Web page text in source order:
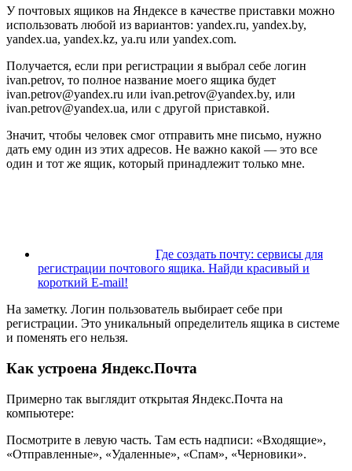
У почтовых ящиков на Яндексе в качестве приставки можно
использовать любой из вариантов: yandex.ru, yandex.by,
yandex.ua, yandex.kz, ya.ru или yandex.com.
Получается, если при регистрации я выбрал себе логин
ivan.petrov, то полное название моего ящика будет
ivan.petrov@yandex.ru или ivan.petrov@yandex.by, или
ivan.petrov@yandex.ua, или с другой приставкой.
Значит, чтобы человек смог отправить мне письмо, нужно
дать ему один из этих адресов. Не важно какой — это все
один и тот же ящик, который принадлежит только мне.
Где создать почту: сервисы для
регистрации почтового ящика. Найди красивый и
короткий E-mail!
На заметку. Логин пользователь выбирает себе при
регистрации. Это уникальный определитель ящика в системе
и поменять его нельзя.
Как устроена Яндекс.Почта
Примерно так выглядит открытая Яндекс.Почта на
компьютере:
Посмотрите в левую часть. Там есть надписи: «Входящие»,
«Отправленные», «Удаленные», «Спам», «Черновики».